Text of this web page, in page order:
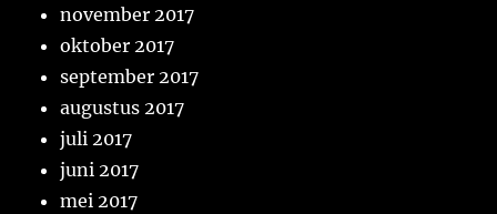
november 2017
oktober 2017
september 2017
augustus 2017
juli 2017
juni 2017
mei 2017